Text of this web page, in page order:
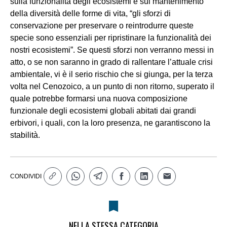
della diversità delle forme di vita, “gli sforzi di
conservazione per preservare o reintrodurre queste
specie sono essenziali per ripristinare la funzionalità dei
nostri ecosistemi”. Se questi sforzi non verranno messi in
atto, o se non saranno in grado di rallentare l’attuale crisi
ambientale, vi è il serio rischio che si giunga, per la terza
volta nel Cenozoico, a un punto di non ritorno, superato il
quale potrebbe formarsi una nuova composizione
funzionale degli ecosistemi globali abitati dai grandi
erbivori, i quali, con la loro presenza, ne garantiscono la
stabilità.
CONDIVIDI